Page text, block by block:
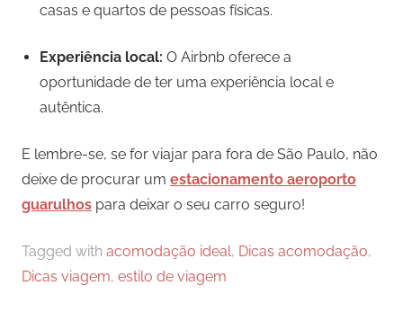
casas e quartos de pessoas físicas.
Experiência local: O Airbnb oferece a
oportunidade de ter uma experiência local e
autêntica.
E lembre-se, se for viajar para fora de São Paulo, não
deixe de procurar um estacionamento aeroporto
guarulhos para deixar o seu carro seguro!
Tagged with acomodação ideal, Dicas acomodação,
Dicas viagem, estilo de viagem